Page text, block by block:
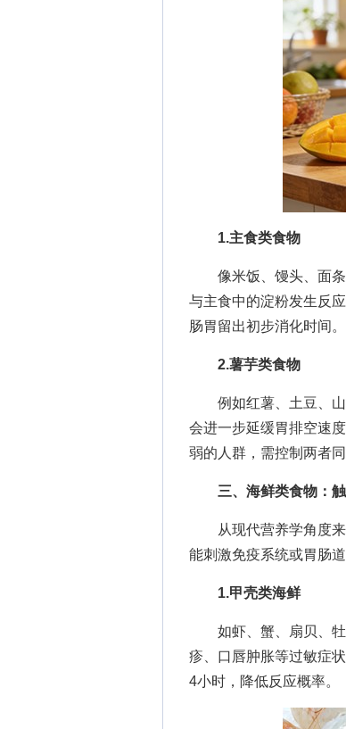
1.主食类食物
像米饭、馒头、面条
与主食中的淀粉发生反
肠胃留出初步消化时间。
2.薯芋类食物
例如红薯、土豆、山
会进一步延缓胃排空速
弱的人群，需控制两者同
三、海鲜类食物：
从现代营养学角度来
能刺激免疫系统或胃肠
1.甲壳类海鲜
如虾、蟹、扇贝、牡
疹、口唇肿胀等过敏症
4小时，降低反应概率。